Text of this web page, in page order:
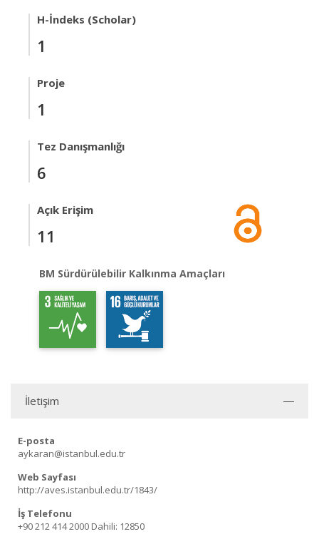
H-İndeks (Scholar)
1
Proje
1
Tez Danışmanlığı
6
Açık Erişim
11
BM Sürdürülebilir Kalkınma Amaçları
İletişim
E-posta
aykaran@istanbul.edu.tr
Web Sayfası
http://aves.istanbul.edu.tr/1843/
İş Telefonu
+90 212 414 2000 Dahili: 12850